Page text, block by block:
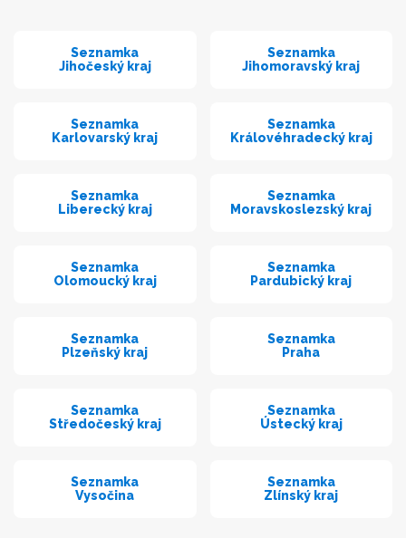
Seznamka
Jihočeský kraj
Seznamka
Jihomoravský kraj
Seznamka
Karlovarský kraj
Seznamka
Královéhradecký kraj
Seznamka
Liberecký kraj
Seznamka
Moravskoslezský kraj
Seznamka
Olomoucký kraj
Seznamka
Pardubický kraj
Seznamka
Plzeňský kraj
Seznamka
Praha
Seznamka
Středočeský kraj
Seznamka
Ústecký kraj
Seznamka
Vysočina
Seznamka
Zlínský kraj